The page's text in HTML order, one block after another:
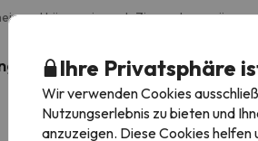
und können je nach Zimmertyp variieren.
WC
Dusche
Dusche
Ihre Privatsphäre
Wir verwenden Cookies
Nutzungserlebnis zu bieten und
anzuzeigen. Diese Cookies helfen